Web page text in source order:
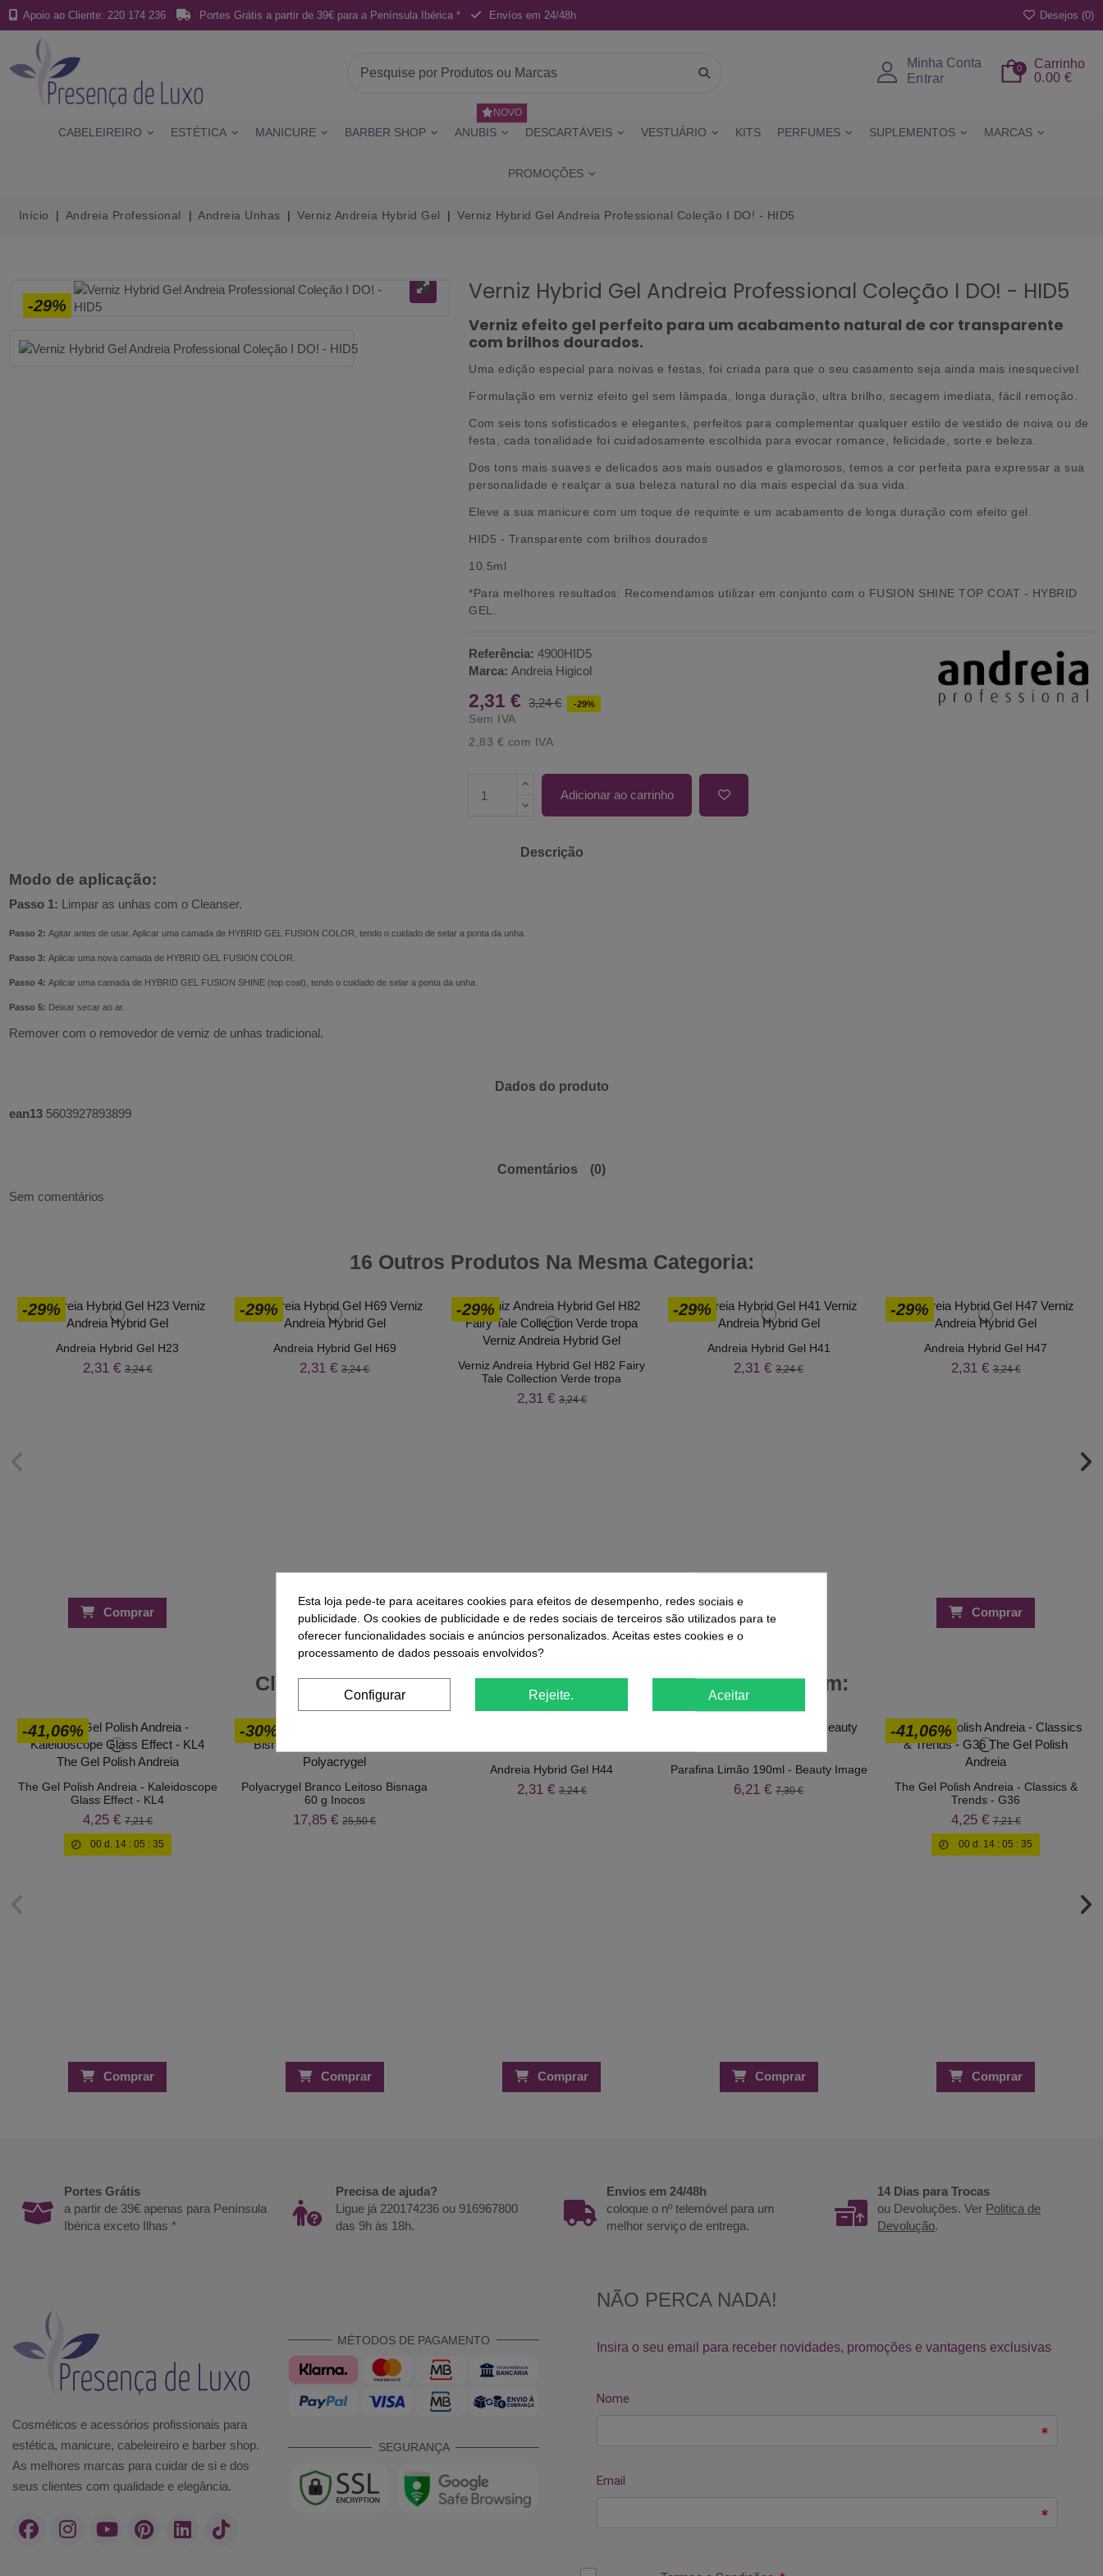
Apoio ao Cliente: 220 174 236 Portes Grátis a partir de 39€ para a Península Ibérica * Envíos em 24/48h Desejos (0)
Minha Conta
Entrar
Carrinho
0
0.00 €
CABELEIREIRO ESTÉTICA MANICURE BARBER SHOP ANUBIS
NOVO
DESCARTÁVEIS VESTUÁRIO KITS PERFUMES SUPLEMENTOS MARCAS
PROMOÇÕES
Início Andreia Professional Andreia Unhas Verniz Andreia Hybrid Gel Verniz Hybrid Gel Andreia Professional Coleção I DO! - HID5
-29% Verniz Hybrid Gel Andreia Professional Coleção I DO! - HID5
Verniz efeito gel perfeito para um acabamento natural de cor transparente
com brilhos dourados.
Uma edição especial para noivas e festas, foi criada para que o seu casamento seja ainda mais inesquecível.
Formulação em verniz efeito gel sem lâmpada, longa duração, ultra brilho, secagem imediata, fácil remoção.
Com seis tons sofisticados e elegantes, perfeitos para complementar qualquer estilo de vestido de noiva ou de
festa, cada tonalidade foi cuidadosamente escolhida para evocar romance, felicidade, sorte e beleza.
Dos tons mais suaves e delicados aos mais ousados e glamorosos, temos a cor perfeita para expressar a sua
personalidade e realçar a sua beleza natural no dia mais especial da sua vida.
Eleve a sua manicure com um toque de requinte e um acabamento de longa duração com efeito gel.
HID5 - Transparente com brilhos dourados
10.5ml
*Para melhores resultados: Recomendamos utilizar em conjunto com o FUSION SHINE TOP COAT - HYBRID
GEL.
Referência: 4900HID5
Marca: Andreia Higicol
2,31 € 3,24 € -29%
Sem IVA
2,83 € com IVA
Adicionar ao carrinho
Descrição
Modo de aplicação:
Passo 1: Limpar as unhas com o Cleanser.
Passo 2:Agitar antes de usar. Aplicar uma camada de HYBRID GEL FUSION COLOR, tendo o cuidado de selar a ponta da unha.
Passo 3: Aplicar uma nova camadade HYBRID GEL FUSION COLOR.
Passo 4: Aplicar uma camada de HYBRID GEL FUSION SHINE (top coat), tendo o cuidado de selar a ponta da unha.
Passo 5: Deixar secar ao ar.
Remover com o removedor de verniz de unhas tradicional.
Dados do produto
ean13 5603927893899
Comentários
(0)
Sem comentários
16 Outros Produtos Na Mesma Categoria:
-29%
Andreia Hybrid Gel H23
2,31 € 3,24 €
Comprar
-29%
Andreia Hybrid Gel H69
2,31 €3,24 €
Comprar
-29%
Verniz Andreia Hybrid Gel H82 Fairy
Tale Collection Verde tropa
2,31 €3,24 €
Comprar
-29%
Andreia Hybrid Gel H41
2,31 €3,24 €
Comprar
-29%
Andreia Hybrid Gel H47
2,31 €3,24 €
Comprar
Clientes Que Compraram Este Produto Também Compraram:
-41,06%
The Gel Polish Andreia - Kaleidoscope
Glass Effect - KL4
4,25 € 7,21 €
00 d. 14 :05 :34
Comprar
-30%
Polyacrygel Branco Leitoso Bisnaga
60 g Inocos
17,85 €25,50 €
Comprar
Andreia Hybrid Gel H44
2,31 €3,24 €
Comprar
Parafina Limão 190ml - Beauty Image
6,21 €7,30 €
Comprar
-41,06%
The Gel Polish Andreia - Classics &
Trends - G36
4,25 €7,21 €
00 d. 14: 05 : 34
Comprar
Portes Grátis
a partir de 39€ apenas para Península
Ibérica exceto Ilhas *
Precisa de ajuda?
Ligue já 220174236 ou 916967800
das 9h às 18h.
Envios em 24/48h
coloque o nº telemóvel para um
melhor serviço de entrega.
14 Dias para Trocas
ou Devoluções. Ver Politica de
Devolução.
Cosméticos e acessórios profissionais para
estética, manicure, cabeleireiro e barber shop.
As melhores marcas para cuidar de si e dos
seus clientes com qualidade e elegância.
MÉTODOS DE PAGAMENTO
SEGURANÇA
Esta loja pede-te para aceitares cookies para efeitos de desempenho, redes sociais e
publicidade. Os cookies de publicidade e de redes sociais de terceiros são utilizados para te
oferecer funcionalidades sociais e anúncios personalizados. Aceitas estes cookies e o
processamento de dados pessoais envolvidos?
Configurar Rejeite. Aceitar